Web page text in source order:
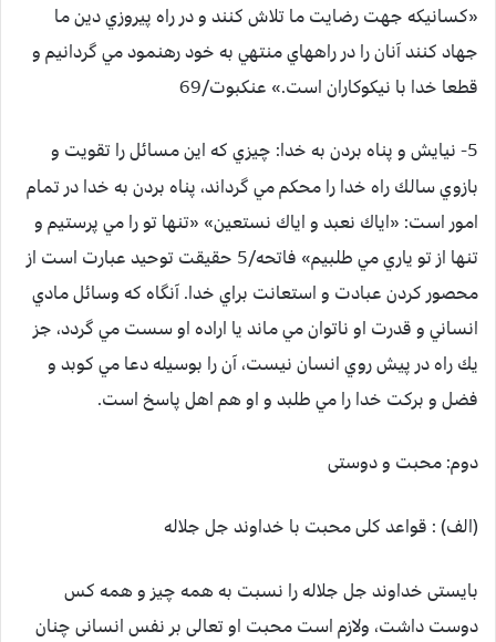
«كسانيكه جهت رضايت ما تلاش كنند و در راه پيروزي دين ما
جهاد كنند آنان را در راههاي منتهي به خود رهنمود مي گردانيم و
قطعا خدا با نيكوكاران است.» عنكبوت/69
5- نيايش و پناه بردن به خدا:
چيزي كه اين مسائل را تقويت و
بازوي سالك راه خدا را محكم مي گرداند، پناه بردن به خدا در تمام
امور است: «اياك نعبد و اياك نستعين» «تنها تو را مي پرستيم و
تنها از تو ياري مي طلبيم» فاتحه/5 حقيقت توحيد عبارت است از
محصور كردن عبادت و استعانت براي خدا. آنگاه كه وسائل مادي
انساني و قدرت او ناتوان مي ماند يا اراده او سست مي گردد، جز
يك راه در پيش روي انسان نيست، آن را بوسيله دعا مي كوبد و
فضل و بركت خدا را مي طلبد و او هم اهل پاسخ است.
دوم: محبت و دوستی
(الف) : قواعد کلی محبت با خداوند جل جلاله
بایستی خداوند جل جلاله را نسبت به همه چیز و همه کس
دوست داشت، ولازم است محبت او تعالی بر نفس انسانی چنان